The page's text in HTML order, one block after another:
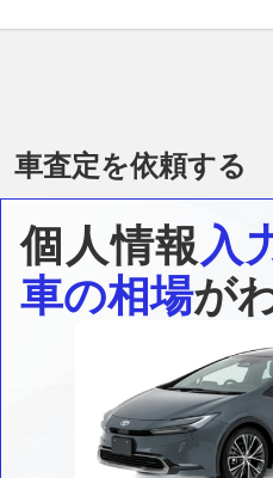
車査定を依頼する
個人情報入
車の相場が